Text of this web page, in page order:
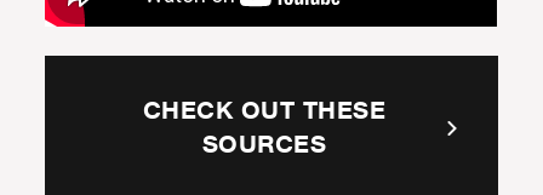
CHECK OUT THESE
SOURCES